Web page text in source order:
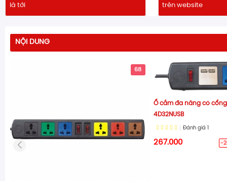
là tới
trên website
NỘI DUNG
68
Ổ cắm đa năng có cổng
4D32NUSB
Đánh giá
267.000 -